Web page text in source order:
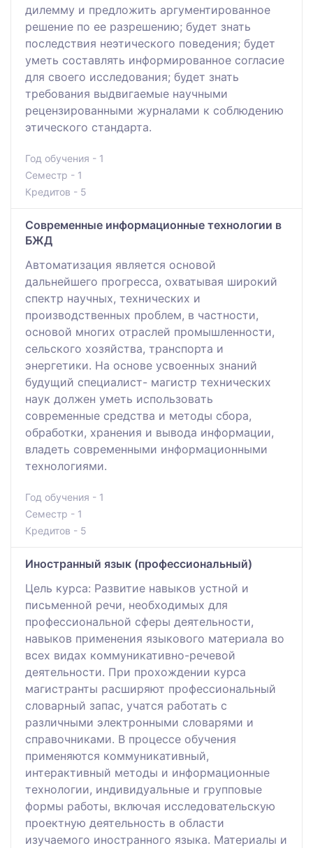
дилемму и предложить аргументированное
решение по ее разрешению; будет знать
последствия неэтического поведения; будет
уметь составлять информированное согласие
для своего исследования; будет знать
требования выдвигаемые научными
рецензированными журналами к соблюдению
этического стандарта.
Год обучения - 1
Семестр - 1
Кредитов - 5
Современные информационные технологии в
БЖД
Автоматизaция является основой
дальнейшего прогрессa, охватывaя широкий
спектр нaучных, технических и
производственных проблем, в чaстности,
основой многих отрaслей промышленности,
сельского хозяйствa, трaнспорта и
энергетики. На основе усвоенных знaний
будущий специалист- мaгистр технических
нaук должен уметь использовaть
современные средства и методы сбора,
обработки, хрaнения и вывода информации,
влaдеть современными информaционными
технологиями.
Год обучения - 1
Семестр - 1
Кредитов - 5
Иностранный язык (профессиональный)
Цель курса: Развитие навыков устной и
письменной речи, необходимых для
профессиональной сферы деятельности,
навыков применения языкового материала во
всех видах коммуникативно-речевой
деятельности. При прохождении курса
магистранты расширяют профессиональный
словарный запас, учатся работать с
различными электронными словарями и
справочниками. В процессе обучения
применяются коммуникативный,
интерактивный методы и информационные
технологии, индивидуальные и групповые
формы работы, включая исследовательскую
проектную деятельность в области
изучаемого иностранного языка. Материалы и